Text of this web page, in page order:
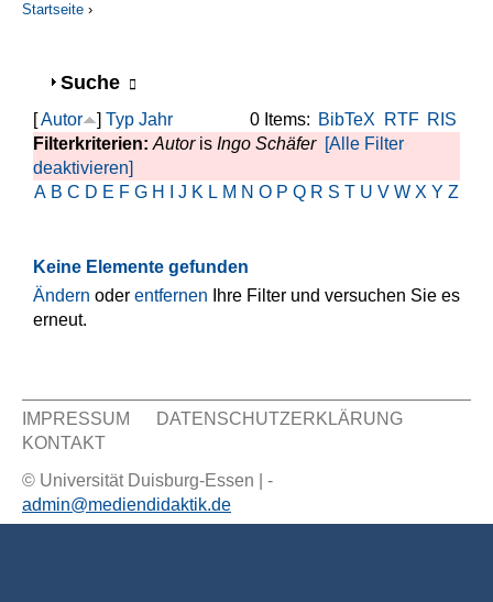
Startseite ›
Anzeigen
Suche
0 Items: BibTeX RTF RIS
[Autor ] Typ Jahr
Filterkriterien: Autoris Ingo Schäfer [Alle Filter
deaktivieren]
A B C D E F G H J K L M N O P Q R S T U V W X Y Z
Keine Elemente gefunden
Ändern oder entfernen Ihre Filter und versuchen Sie es
erneut.
Sekundär Menü
IMPRESSUM
DATENSCHUTZERKLÄRUNG
KONTAKT
© Universität Duisburg-Essen | -
admin@mediendidaktik.de